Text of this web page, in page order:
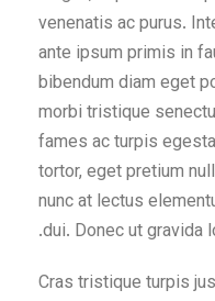
venenatis ac purus.
ante ipsum primis in
bibendum diam eget
morbi tristique
fames ac turpis
tortor, eget pretium
nunc at lectus
dui. Donec ut gravida
Cras tristique turpis